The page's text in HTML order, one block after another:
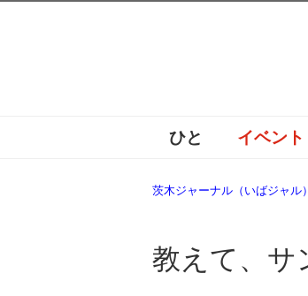
ひと イベント
茨木ジャーナル（いばジャル
教えて、サ